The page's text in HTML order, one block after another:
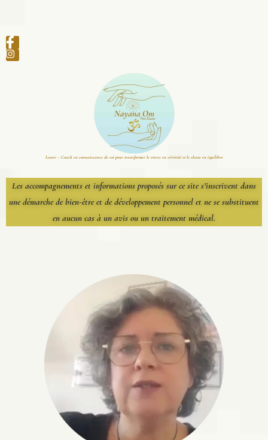
Laure – Coach en connaissance de soi pour transformer le stress en sérénité et le chaos en équilibre
Les accompagnements et informations proposés sur ce site s’inscrivent dans
une démarche de bien-être et de développement personnel et ne se substituent
en aucun cas à un avis ou un traitement médical.